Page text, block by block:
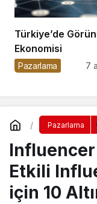
Türkiye’de
Ekonomisi
Pazarlama 7
Pazarlama
Etkili
için 10